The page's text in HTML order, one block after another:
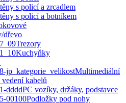
s policí a zrcadlem
s policí a botníkem
dřevo
Trezory
Kuchyňky
Multimediální
kabelů
PC vozíky, držáky, podstavce
Podložky pod nohy